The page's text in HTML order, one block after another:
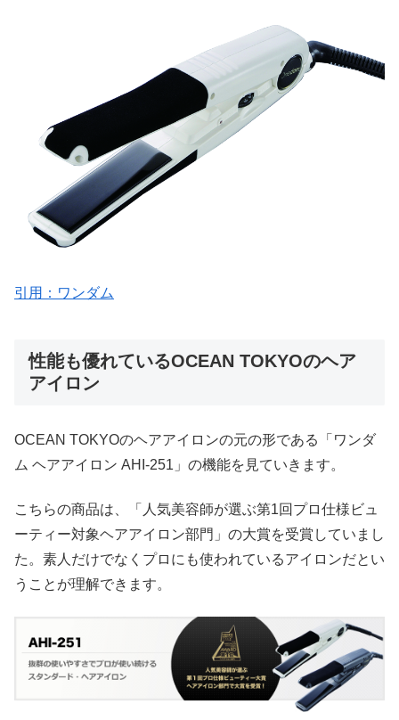
引用：ワンダム
性能も優れているOCEAN TOKYOのヘア
アイロン
OCEAN TOKYOのヘアアイロンの元の形である「ワンダ
ム ヘアアイロン AHI-251」の機能を見ていきます。
こちらの商品は、「人気美容師が選ぶ第1回プロ仕様ビュ
ーティー対象ヘアアイロン部門」の大賞を受賞していまし
た。素人だけでなくプロにも使われているアイロンだとい
うことが理解できます。